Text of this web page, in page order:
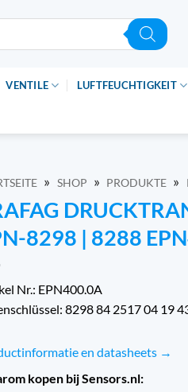
VENTILE LUFTFEUCHTIGKEIT
» SHOP » PRODUKTE »
8298 | 8288
Nr.: EPN400.0A
8298 84 2517 04 19
en datasheets →
kopen bij Sensors.nl: